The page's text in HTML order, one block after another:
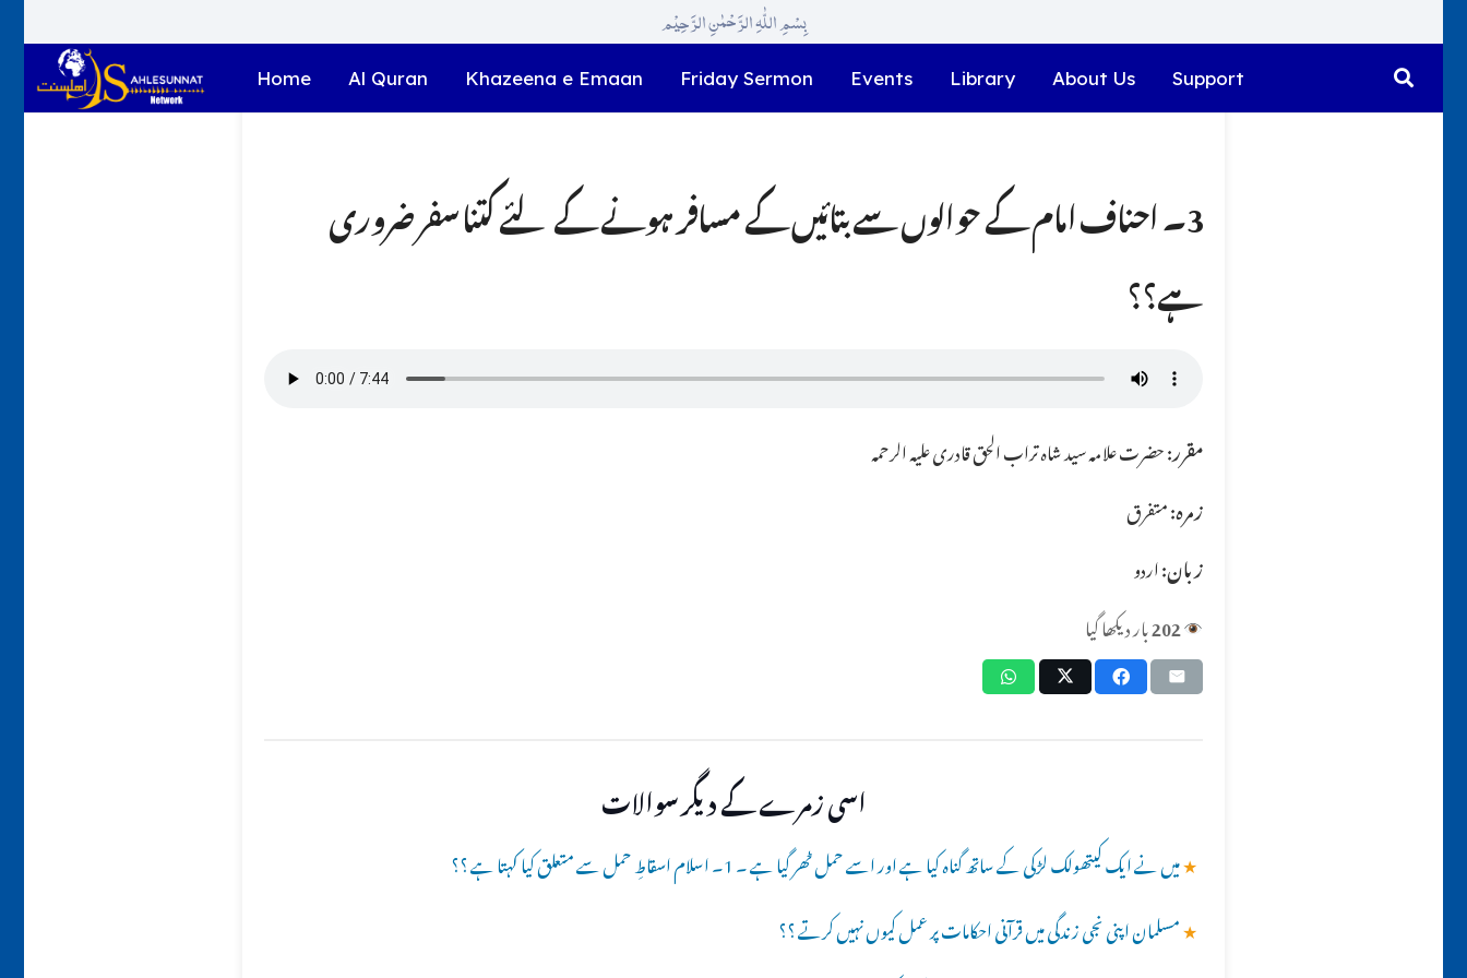
بِسْمِ اللّٰہِ الرَّحْمٰنِ الرَّحِیْم
Home Al Quran Khazeena e Emaan Friday Sermon Events Library About Us Support
3۔ احناف امام کے حوالوں سے بتائیں کے مسافر ہونے کے لئے کتنا سفر ضروری
ہے؟؟
مقرر:حضرت علامہ سید شاہ تراب الحق قادری علیہ الرحمہ
زمرہ:متفرق
زبان:اردو
202بار دیکھا گیا
اسی زمرے کے دیگر سوالات
★میں نے ایک کیتھولک لڑکی کے ساتھ گناہ کیا ہے اور اسے حمل ٹھر گیا ہے ۔ 1۔ اسلام اسقاطِ حمل سے متعلق کیا کہتا ہے ؟؟
★مسلمان اپنی نجی زندگی میں قرآنی احکامات پر عمل کیوں نہیں کرتے ؟؟